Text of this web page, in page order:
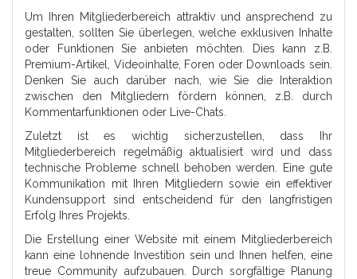
Um Ihren Mitgliederbereich attraktiv und ansprechend zu
gestalten, sollten Sie überlegen, welche exklusiven Inhalte
oder Funktionen Sie anbieten möchten. Dies kann z.B.
Premium-Artikel, Videoinhalte, Foren oder Downloads sein.
Denken Sie auch darüber nach, wie Sie die Interaktion
zwischen den Mitgliedern fördern können, z.B. durch
Kommentarfunktionen oder Live-Chats.
Zuletzt ist es wichtig sicherzustellen, dass Ihr
Mitgliederbereich regelmäßig aktualisiert wird und dass
technische Probleme schnell behoben werden. Eine gute
Kommunikation mit Ihren Mitgliedern sowie ein effektiver
Kundensupport sind entscheidend für den langfristigen
Erfolg Ihres Projekts.
Die Erstellung einer Website mit einem Mitgliederbereich
kann eine lohnende Investition sein und Ihnen helfen, eine
treue Community aufzubauen. Durch sorgfältige Planung